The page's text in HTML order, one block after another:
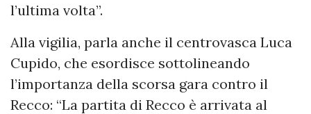
l’ultima volta”.
Alla vigilia, parla anche il centrovasca Luca
Cupido, che esordisce sottolineando
l’importanza della scorsa gara contro il
Recco: “La partita di Recco è arrivata al